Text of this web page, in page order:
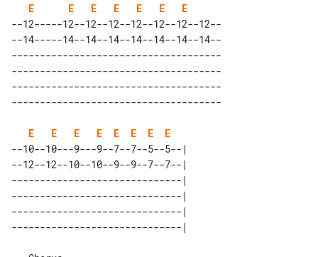
E
E E E E E
E
--12-----12--12--12--12--12--12--12--
--14-----14--14--14--14--14--14--14--
-------------------------------------
-------------------------------------
-------------------------------------
E E E E E E E
E
--10--10---9---9--7--7--5--5--|
--12--12--10--10--9--9--7--7--|
------------------------------|
------------------------------|
------------------------------|